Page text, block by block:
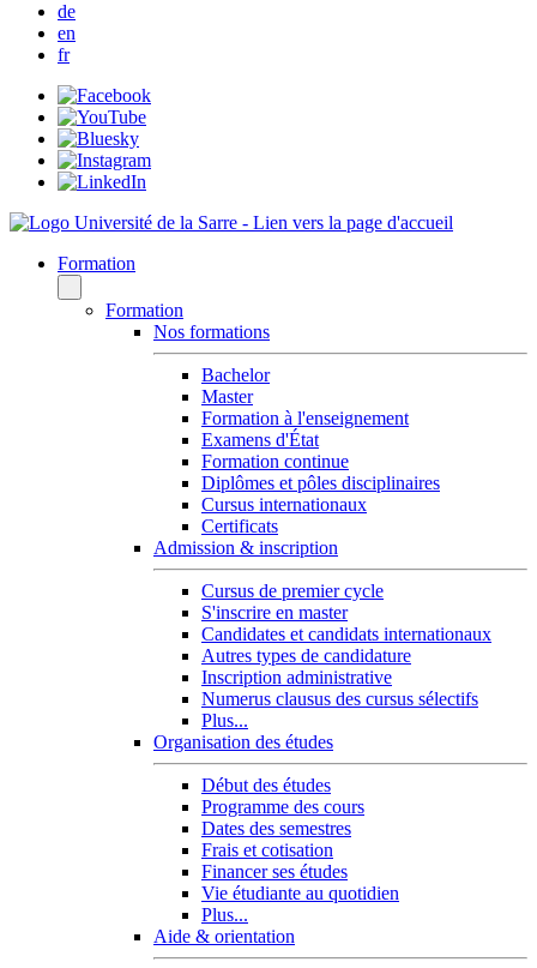
de
en
fr
Formation
Formation
Nos formations
Bachelor
Master
Formation à l'enseignement
Examens d'État
Formation continue
Diplômes et pôles disciplinaires
Cursus internationaux
Certificats
Admission & inscription
Cursus de premier cycle
S'inscrire en master
Candidates et candidats internationaux
Autres types de candidature
Inscription administrative
Numerus clausus des cursus sélectifs
Plus...
Organisation des études
Début des études
Programme des cours
Dates des semestres
Frais et cotisation
Financer ses études
Vie étudiante au quotidien
Plus...
Aide & orientation